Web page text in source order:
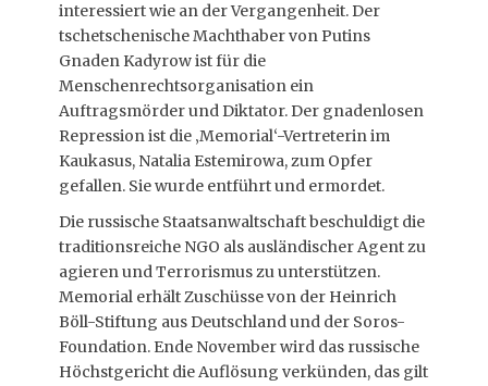
interessiert wie an der Vergangenheit. Der
tschetschenische Machthaber von Putins
Gnaden Kadyrow ist für die
Menschenrechtsorganisation ein
Auftragsmörder und Diktator. Der gnadenlosen
Repression ist die ‚Memorial‘-Vertreterin im
Kaukasus, Natalia Estemirowa, zum Opfer
gefallen. Sie wurde entführt und ermordet.
Die russische Staatsanwaltschaft beschuldigt die
traditionsreiche NGO als ausländischer Agent zu
agieren und Terrorismus zu unterstützen.
Memorial erhält Zuschüsse von der Heinrich
Böll-Stiftung aus Deutschland und der Soros-
Foundation. Ende November wird das russische
Höchstgericht die Auflösung verkünden, das gilt